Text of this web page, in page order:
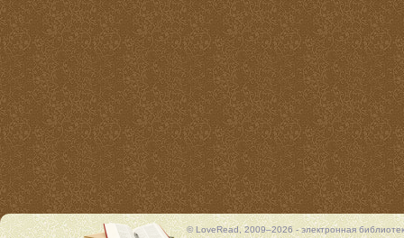
© LoveRead, 2009–2026 - электронная